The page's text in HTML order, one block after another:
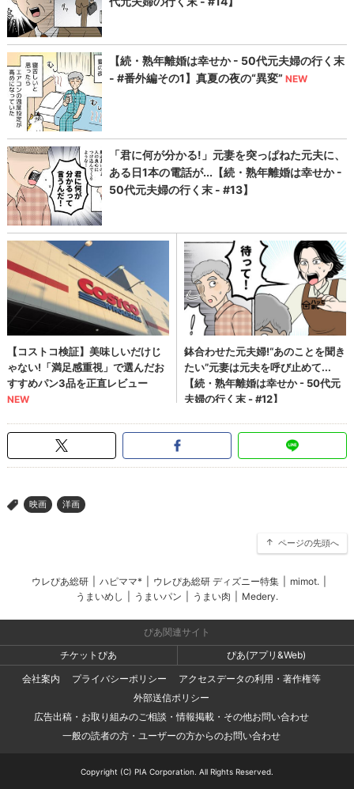
> 映画 洋画
ページの先頭へ
ウレぴあ総研 ハピママ* ウレぴあ総研 ディズニー特集 mimot.
うまいめし
うまいパン うまい肉 Medery.
ぴあ関連サイト
チケットぴあ
ぴあ(アプリ&Web)
会社案内
プライバシーポリシー
アクセスデータの利用・著作権等
外部送信ポリシー
広告出稿・お取り組みのご相談・情報掲載・その他お問い合わせ
一般の読者の方・ユーザーの方からのお問い合わせ
Copyright (C) PIA Corporation. All Rights Reserved.